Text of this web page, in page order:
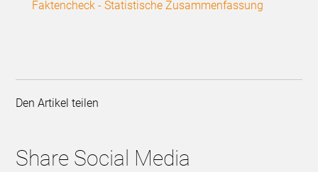
Faktencheck - Statistische Zusammenfassung
Den Artikel teilen
Share Social Media